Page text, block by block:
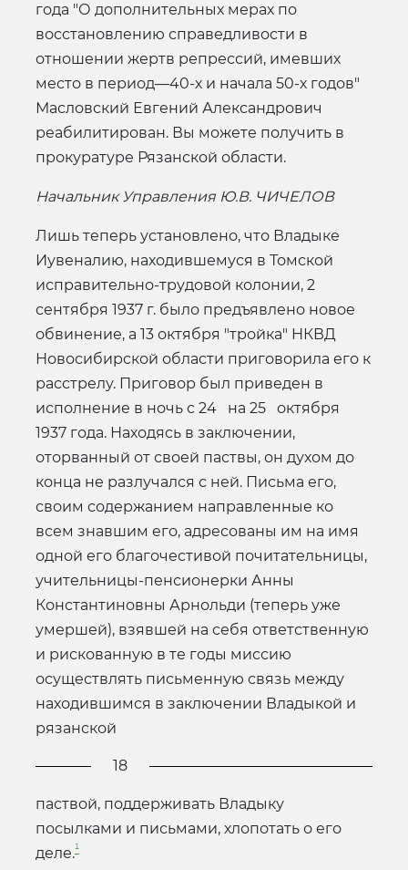
года "О дополнительных мерах по
восстановлению справедливости в
отношении жертв репрессий, имевших
место в период—40-х и начала 50-х годов"
Масловский Евгений Александрович
реабилитирован. Вы можете получить в
прокуратуре Рязанской области.
Начальник Управления Ю.В. ЧИЧЕЛОВ
Лишь теперь установлено, что Владыке
Иувеналию, находившемуся в Томской
исправительно-трудовой колонии, 2
сентября 1937 г. было предъявлено новое
обвинение, а 13 октября "тройка" НКВД
Новосибирской области приговорила его к
расстрелу. Приговор был приведен в
исполнение в ночь с 24 на 25 октября
1937 года. Находясь в заключении,
оторванный от своей паствы, он духом до
конца не разлучался с ней. Письма его,
своим содержанием направленные ко
всем знавшим его, адресованы им на имя
одной его благочестивой почитательницы,
учительницы-пенсионерки Анны
Константиновны Арнольди (теперь уже
умершей), взявшей на себя ответственную
и рискованную в те годы миссию
осуществлять письменную связь между
находившимся в заключении Владыкой и
рязанской
18
паствой, поддерживать Владыку
посылками и письмами, хлопотать о его
деле.¹